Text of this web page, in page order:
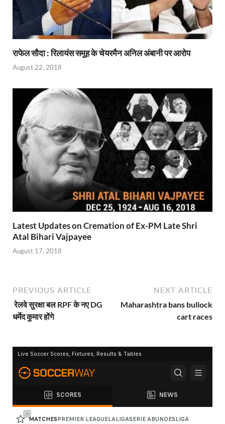
राफेल सौदा : रिलायंस समूह के चेयरमैन अनिल अंबानी पर आरोप
August 22, 2018
Latest Updates on Cremation of Ex-PM Late Shri
Atal Bihari Vajpayee
August 17, 2018
PREVIOUS ARTICLE
रेलवे सुरक्षा बल RPF के नए DG
धर्मेद कुमार होंगे
NEXT ARTICLE
Maharashtra bans bullock
cart races